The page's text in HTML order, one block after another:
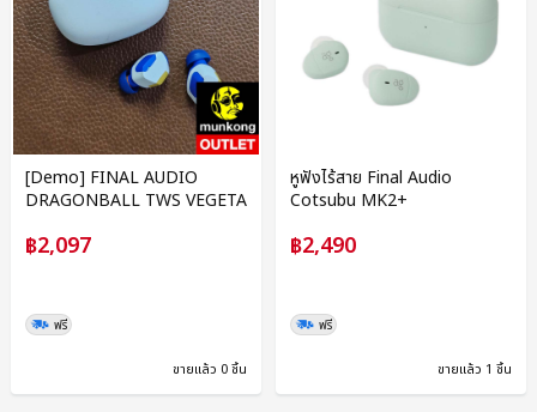
[Demo] FINAL AUDIO
DRAGONBALL TWS VEGETA
฿2,097
ฟรี
ขายแล้ว 0 ชิ้น
หูฟังไร้สาย Final Audio
Cotsubu MK2+
฿2,490
ฟรี
ขายแล้ว 1 ชิ้น